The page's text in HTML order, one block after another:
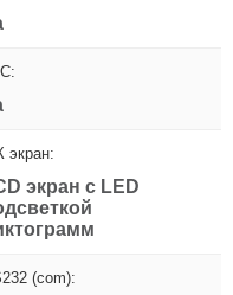
экран:
экран с LED
(com):